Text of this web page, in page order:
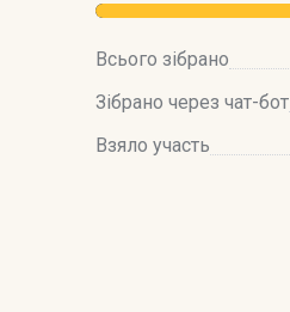
Всього зібрано
Зібрано через чат-бот
Взяло участь